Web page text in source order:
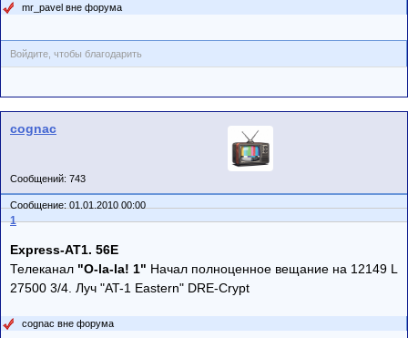
mr_pavel вне форума
Войдите, чтобы благодарить
cognac
Сообщений: 743
Сообщение: 01.01.2010 00:00
1
Express-AT1. 56E
Телеканал "O-la-la! 1" Начал полноценное вещание на 12149 L
27500 3/4. Луч "AT-1 Eastern" DRE-Crypt
cognac вне форума